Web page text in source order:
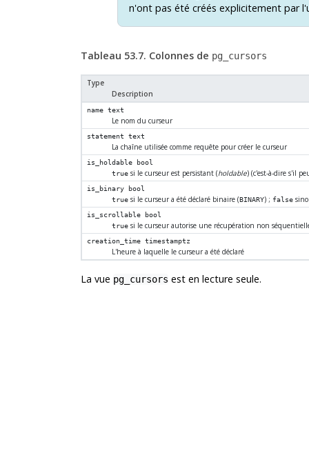
n'ont pas été créés explicitement par
Tableau 53.7. Colonnes de pg_cursors
Type
Description
name text
Le nom du curseur
statement text
La chaîne utilisée comme requête pour créer le curseur
is_holdable
bool
truesi le curseur est persistant (holdable) (c'est-à-dire s'il
is_binary
bool
truesi le curseur a été déclaré binaire (BINARY) ; false
is_scrollable
bool
truesi le curseur autorise une récupération non
creation_time timestamptz
L'heure à laquelle le curseur a été déclaré
La vue pg_cursors est en lecture seule.